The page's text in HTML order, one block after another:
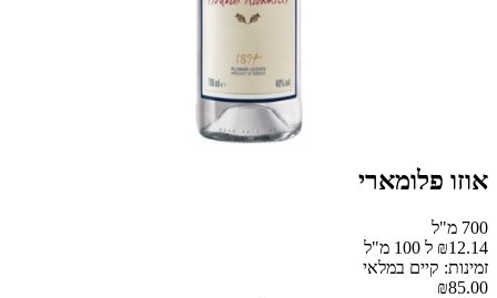
אוזו פלומארי
700 מ"ל
₪12.14 ל 100 מ"ל
זמינות: קיים במלאי
₪85.00